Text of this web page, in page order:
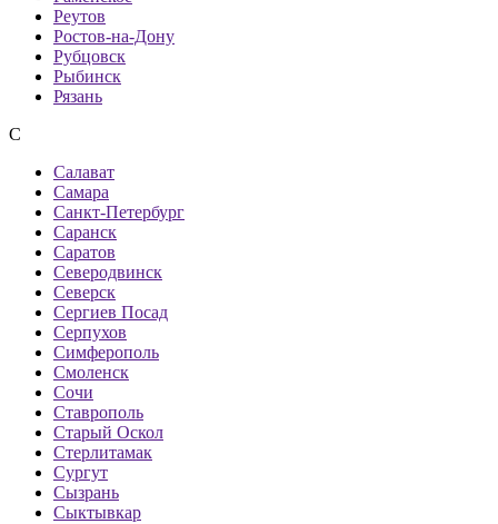
Реутов
Ростов-на-Дону
Рубцовск
Рыбинск
Рязань
С
Салават
Самара
Санкт-Петербург
Саранск
Саратов
Северодвинск
Северск
Сергиев Посад
Серпухов
Симферополь
Смоленск
Сочи
Ставрополь
Старый Оскол
Стерлитамак
Сургут
Сызрань
Сыктывкар